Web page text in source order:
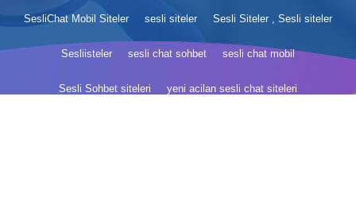
SesliChat Mobil Siteler sesli siteler Sesli Siteler , Sesli siteler
Sesliisteler sesli chat sohbet sesli chat mobil
Sesli Sohbet siteleri yeni acilan sesli chat siteleri